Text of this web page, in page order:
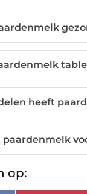
heeft
paardenmelk
op: